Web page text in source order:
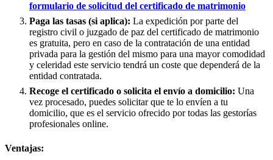
formulario de solicitud del certificado de matrimonio
Paga las tasas (si aplica): La expedición por parte del
registro civil o juzgado de paz del certificado de matrimonio
es gratuita, pero en caso de la contratación de una entidad
privada para la gestión del mismo para una mayor comodidad
y celeridad este servicio tendrá un coste que dependerá de la
entidad contratada.
Recoge el certificado o solicita el envío a domicilio: Una
vez procesado, puedes solicitar que te lo envíen a tu
domicilio, que es el servicio ofrecido por todas las gestorías
profesionales online.
Ventajas: